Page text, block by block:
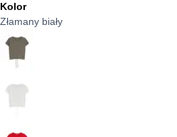
Kolor
Złamany biały